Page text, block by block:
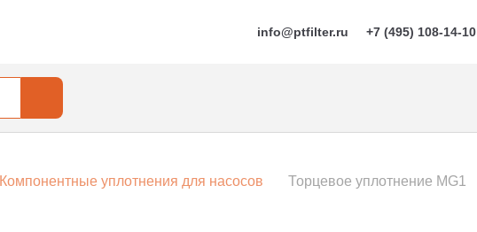
info@ptfilter.ru +7 (495) 108-14-10
Компонентные уплотнения для насосов Торцевое уплотнение MG1